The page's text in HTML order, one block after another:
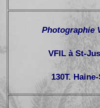
Photographie
VFIL à St-
130T.